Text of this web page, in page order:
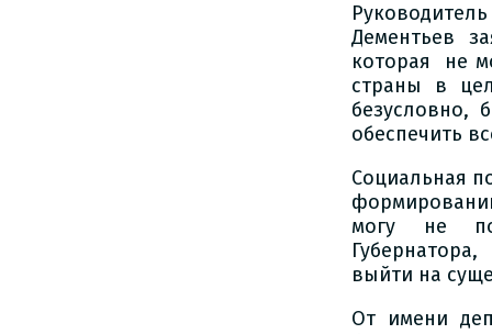
Дементьев
которая не
страны в
безусловно,
обеспечить
Социальная
могу не
выйти на
От имени